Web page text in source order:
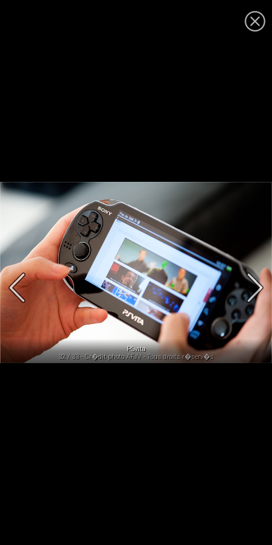
PSvita
32 / 33 - Cr�dit photo AFJV - Tous droits r�serv�s